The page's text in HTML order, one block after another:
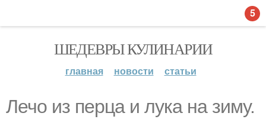
ШЕДЕВРЫ КУЛИНАРИИ
главная новости статьи
Лечо из перца и лука на зиму.
5